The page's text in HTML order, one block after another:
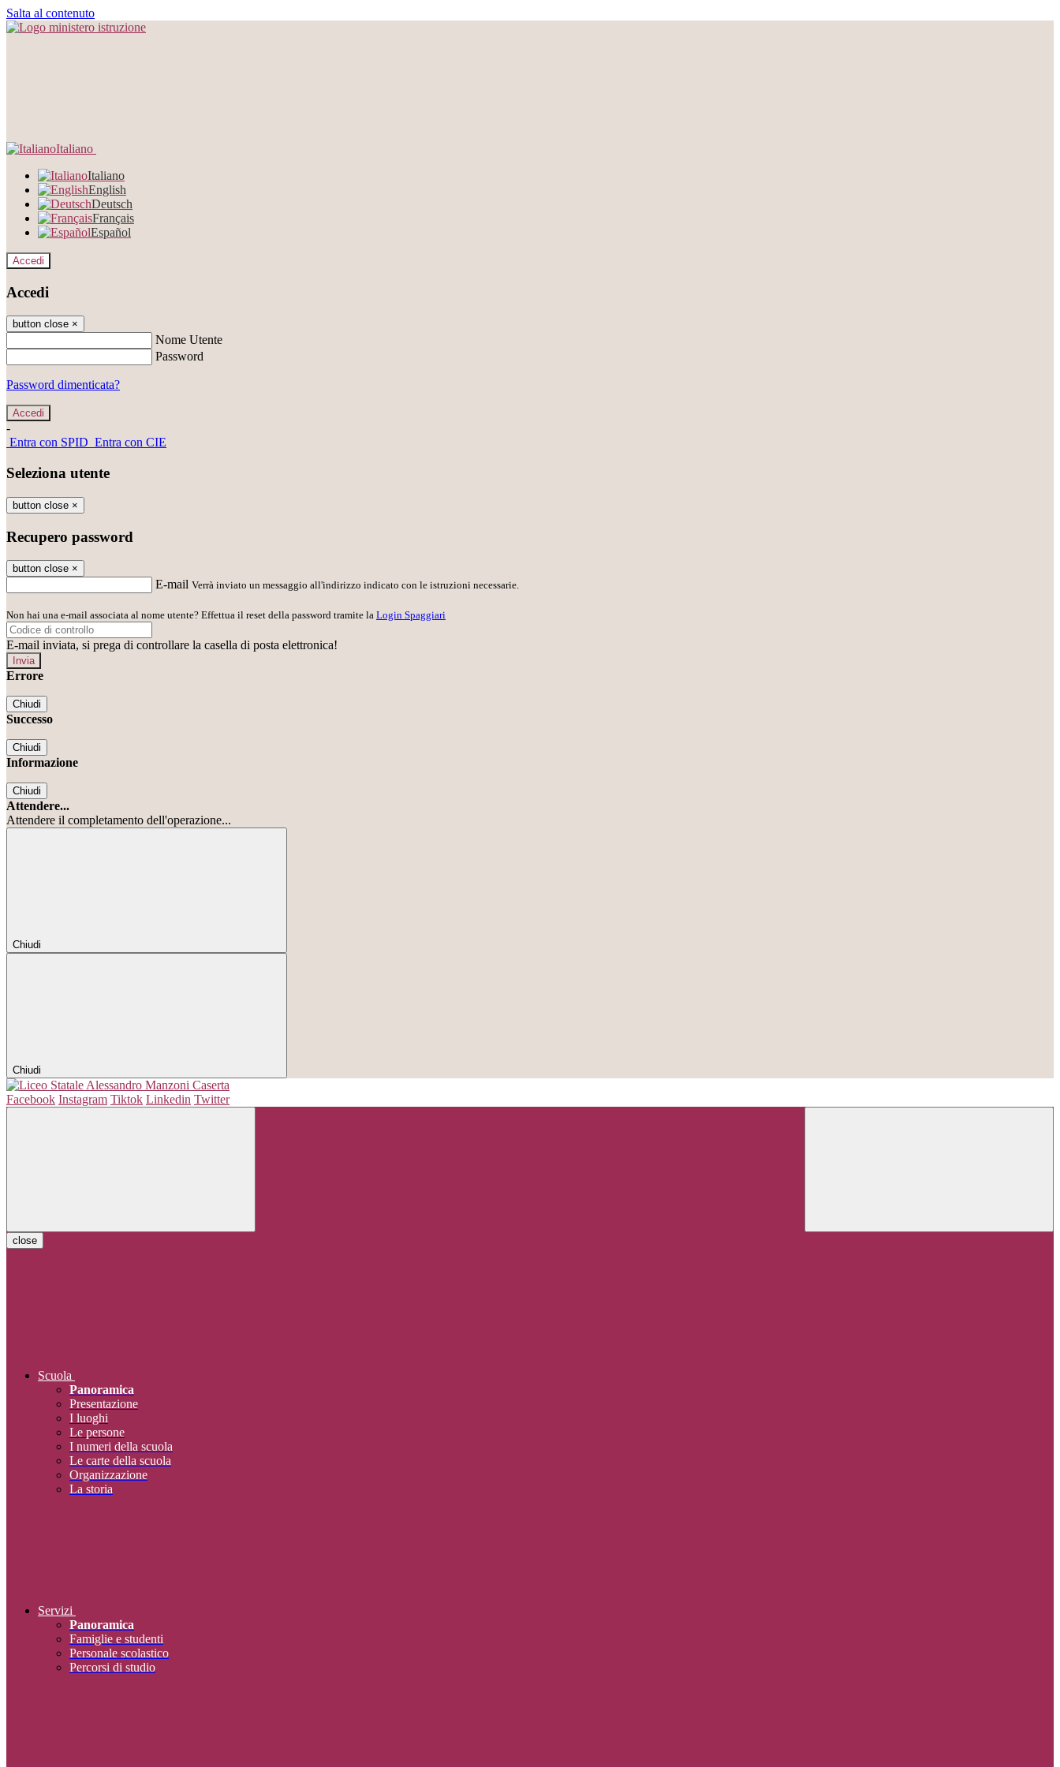
Salta al contenuto
Italiano
Italiano
English
Deutsch
Français
Español
Accedi
Accedi
button close ×
Nome Utente
Password
Password dimenticata?
-
Entra con SPID Entra con CIE
Seleziona utente
button close ×
Recupero password
button close ×
E-mail Verrà inviato un messaggio all'indirizzo indicato con le istruzioni necessarie.
Non hai una e-mail associata al nome utente? Effettua il reset della password tramite la Login Spaggiari
E-mail inviata, si prega di controllare la casella di posta elettronica!
Errore
Chiudi
Successo
Chiudi
Informazione
Chiudi
Attendere...
Attendere il completamento dell'operazione...
Chiudi
Chiudi
Facebook Instagram Tiktok Linkedin Twitter
close
Scuola
Panoramica
Presentazione
I luoghi
Le persone
I numeri della scuola
Le carte della scuola
Organizzazione
La storia
Servizi
Panoramica
Famiglie e studenti
Personale scolastico
Percorsi di studio